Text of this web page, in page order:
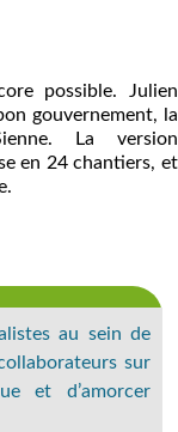
possible. Julien
gouvernement, la
La version
en 24 chantiers, et
au sein de
sur
et d’amorcer